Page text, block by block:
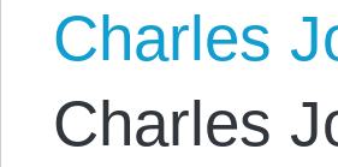
Charles
Charles